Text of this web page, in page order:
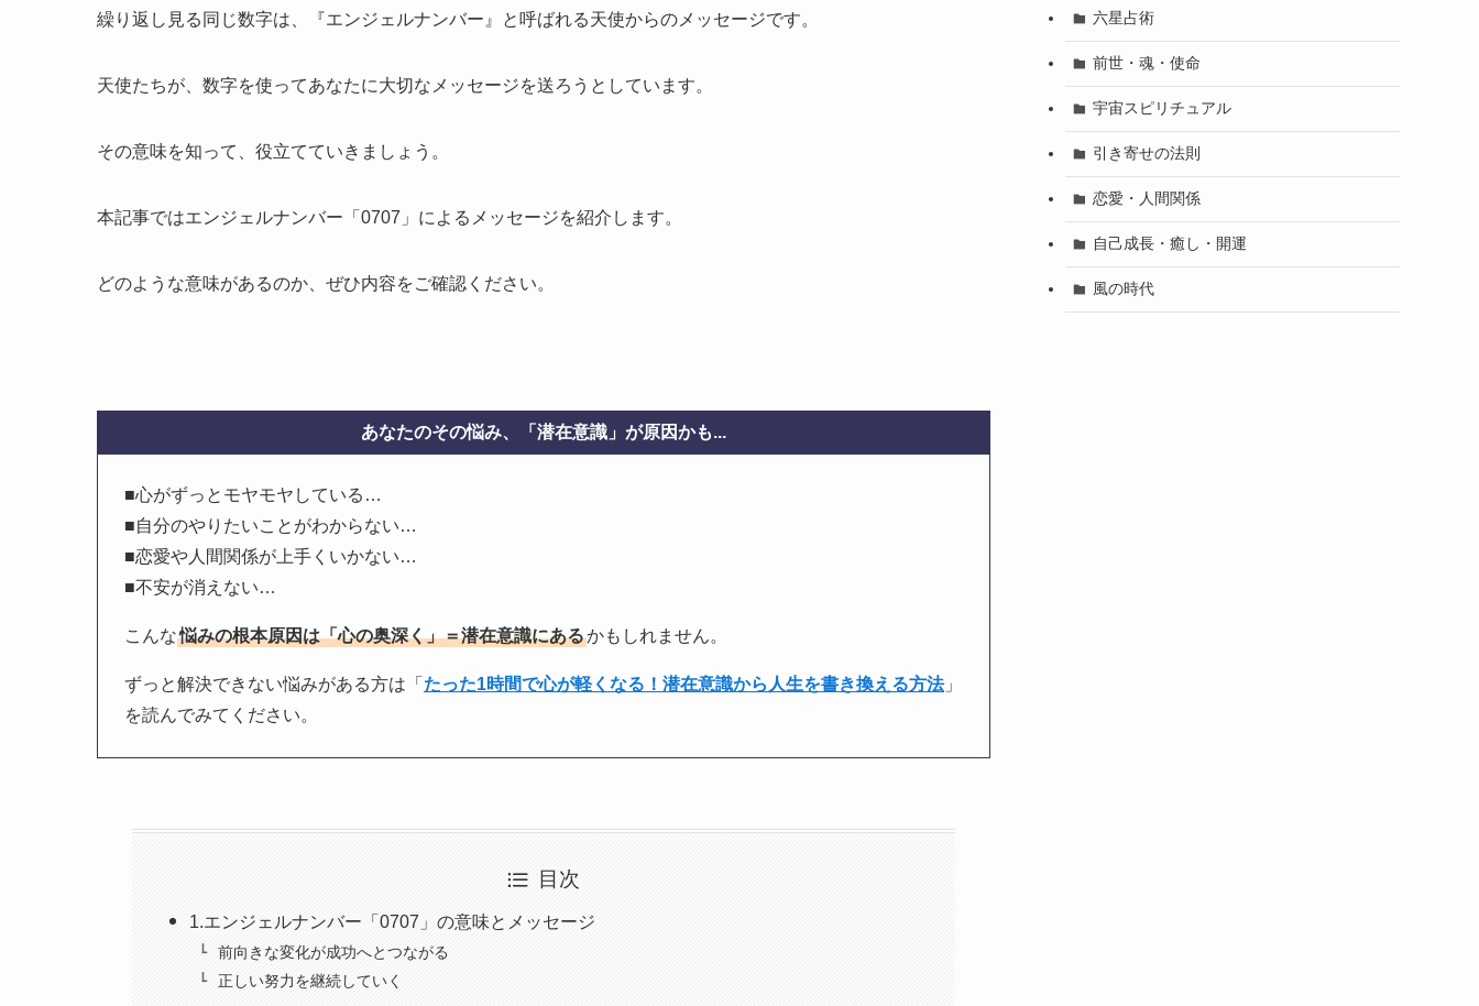
繰り返し見る同じ数字は、『エンジェルナンバー』と呼ばれる天使からのメッセージです。
天使たちが、数字を使ってあなたに大切なメッセージを送ろうとしています。
その意味を知って、役立てていきましょう。
本記事ではエンジェルナンバー「0707」によるメッセージを紹介します。
どのような意味があるのか、ぜひ内容をご確認ください。
あなたのその悩み、「潜在意識」が原因かも...
■心がずっとモヤモヤしている…
■自分のやりたいことがわからない…
■恋愛や人間関係が上手くいかない…
■不安が消えない…
こんな悩みの根本原因は「心の奥深く」＝潜在意識にあるかもしれません。
ずっと解決できない悩みがある方は「 たった1時間で心が軽くなる！潜在意識から人生を書き換える方法」
を読んでみてください。
目次
1.エンジェルナンバー「0707」の意味とメッセージ
前向きな変化が成功へとつながる
正しい努力を継続していく
六星占術
前世・魂・使命
宇宙スピリチュアル
引き寄せの法則
恋愛・人間関係
自己成長・癒し・開運
風の時代